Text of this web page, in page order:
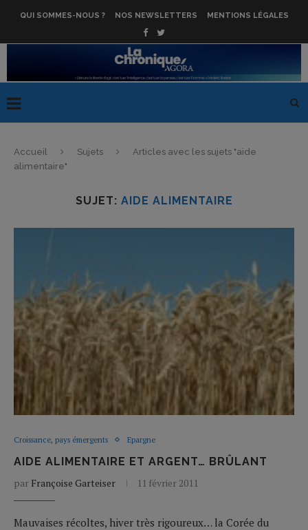
QUI SOMMES-NOUS ? NOS NEWSLETTERS MENTIONS LÉGALES
Accueil Sujets
Articles avec les sujets "aide
alimentaire"
SUJET: AIDE ALIMENTAIRE
Croissance, pays émergents Epargne
AIDE ALIMENTAIRE ET ARGENT… BRÛLANT
par Françoise Garteiser 11 février 2011
Mauvaises récoltes, hiver très rigoureux… la Corée du